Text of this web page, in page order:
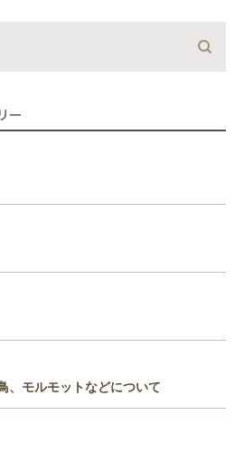
ー
、モルモットなどについて